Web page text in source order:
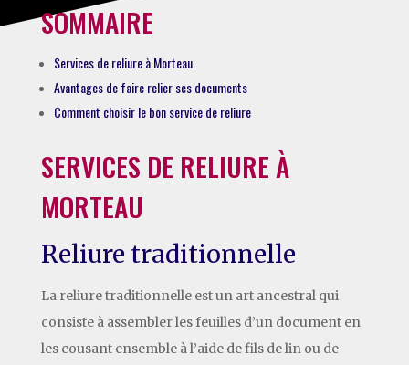
SOMMAIRE
Services de reliure à Morteau
Avantages de faire relier ses documents
Comment choisir le bon service de reliure
SERVICES DE RELIURE À
MORTEAU
Reliure traditionnelle
La reliure traditionnelle est un art ancestral qui
consiste à assembler les feuilles d’un document en
les cousant ensemble à l’aide de fils de lin ou de